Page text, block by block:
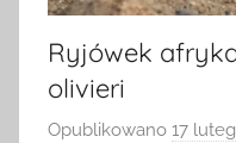
Ryjówek
olivieri
Opublikowano 17